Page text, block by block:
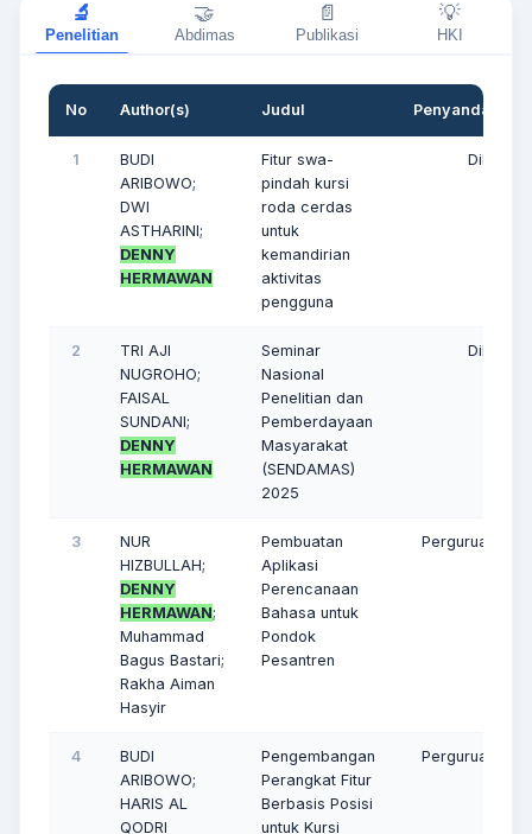
🔬
Penelitian
🤝
Abdimas
📄
Publikasi
💡
HKI
No Author(s) Judul Penyandang
1
BUDI
ARIBOWO;
DWI
ASTHARINI;
DENNY
HERMAWAN
Fitur swa-
pindah kursi
roda cerdas
untuk
kemandirian
aktivitas
pengguna
Dikti
2
TRI AJI
NUGROHO;
FAISAL
SUNDANI;
DENNY
HERMAWAN
Seminar
Nasional
Penelitian dan
Pemberdayaan
Masyarakat
(SENDAMAS)
2025
Dikti
3
NUR
HIZBULLAH;
DENNY
HERMAWAN;
Muhammad
Bagus Bastari;
Rakha Aiman
Hasyir
Pembuatan
Aplikasi
Perencanaan
Bahasa untuk
Pondok
Pesantren
Perguruan
4
BUDI
ARIBOWO;
HARIS AL
QODRI
Pengembangan
Perangkat Fitur
Berbasis Posisi
untuk Kursi
Perguruan